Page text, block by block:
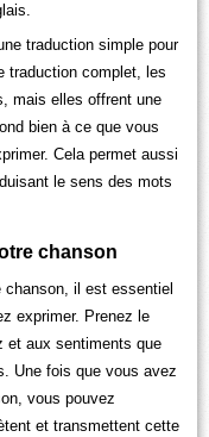
traduction simple pour
traduction complet, les
mais elles offrent une
bien à ce que vous
Cela permet aussi
le sens des mots
chanson
il est essentiel
exprimer. Prenez le
et aux sentiments que
Une fois que vous avez
vous pouvez
et transmettent cette